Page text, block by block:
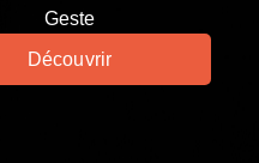
Geste
Découvrir